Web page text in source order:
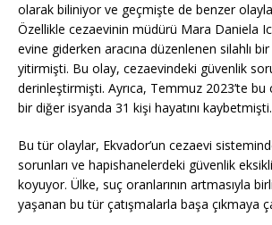
olarak biliniyor ve geçmişte de benzer
Özellikle cezaevinin müdürü Mara Daniela
evine giderken aracına düzenlenen silahlı bir
yitirmişti. Bu olay, cezaevindeki güvenlik
derinleştirmişti. Ayrıca, Temmuz 2023’te bu
bir diğer isyanda 31 kişi hayatını kaybetmişti.
Bu tür olaylar, Ekvador’un cezaevi
sorunları ve hapishanelerdeki güvenlik
koyuyor. Ülke, suç oranlarının artmasıyla
yaşanan bu tür çatışmalarla başa çıkmaya